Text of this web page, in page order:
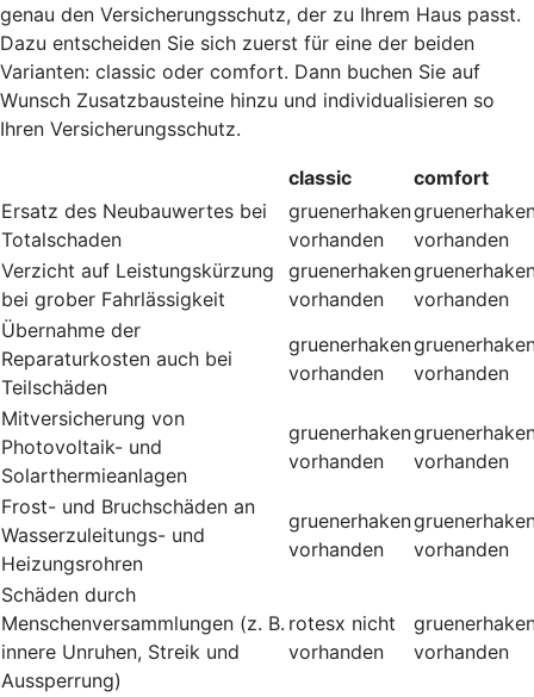
genau den Versicherungsschutz, der zu Ihrem Haus passt.
Dazu entscheiden Sie sich zuerst für eine der beiden
Varianten: classic oder comfort. Dann buchen Sie auf
Wunsch Zusatzbausteine hinzu und individualisieren so
Ihren Versicherungsschutz.
classic
comfort
Ersatz des Neubauwertes bei
Totalschaden
gruenerhaken
vorhanden
vorhanden
Verzicht auf Leistungskürzung
bei grober Fahrlässigkeit
gruenerhaken
vorhanden
vorhanden
Übernahme der
Reparaturkosten auch bei
Teilschäden
gruenerhaken
vorhanden
vorhanden
Mitversicherung von
Photovoltaik- und
Solarthermieanlagen
gruenerhaken
vorhanden
vorhanden
Frost- und Bruchschäden an
Wasserzuleitungs- und
Heizungsrohren
gruenerhaken
vorhanden
vorhanden
Schäden durch
Menschenversammlungen (z. B.
innere Unruhen, Streik und
Aussperrung)
rotesx nicht
vorhanden
vorhanden